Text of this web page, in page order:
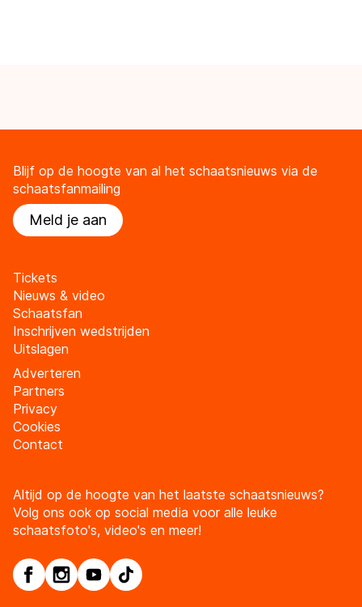
Blijf op de hoogte van al het schaatsnieuws via de
schaatsfanmailing
Meld je aan
Tickets
Nieuws & video
Schaatsfan
Inschrijven wedstrijden
Uitslagen
Adverteren
Partners
Privacy
Cookies
Contact
Altijd op de hoogte van het laatste schaatsnieuws?
Volg ons ook op social media voor alle leuke
schaatsfoto's, video's en meer!